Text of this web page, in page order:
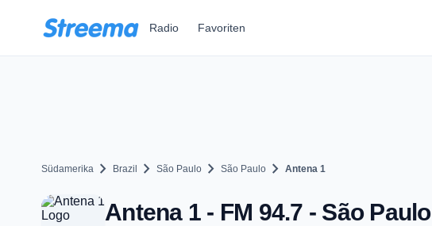
Radio Favoriten
Südamerika chevron_right Brazil chevron_right São Paulo chevron_right São Paulo chevron_right Antena 1
Antena 1 - FM 94.7 - São Paulo